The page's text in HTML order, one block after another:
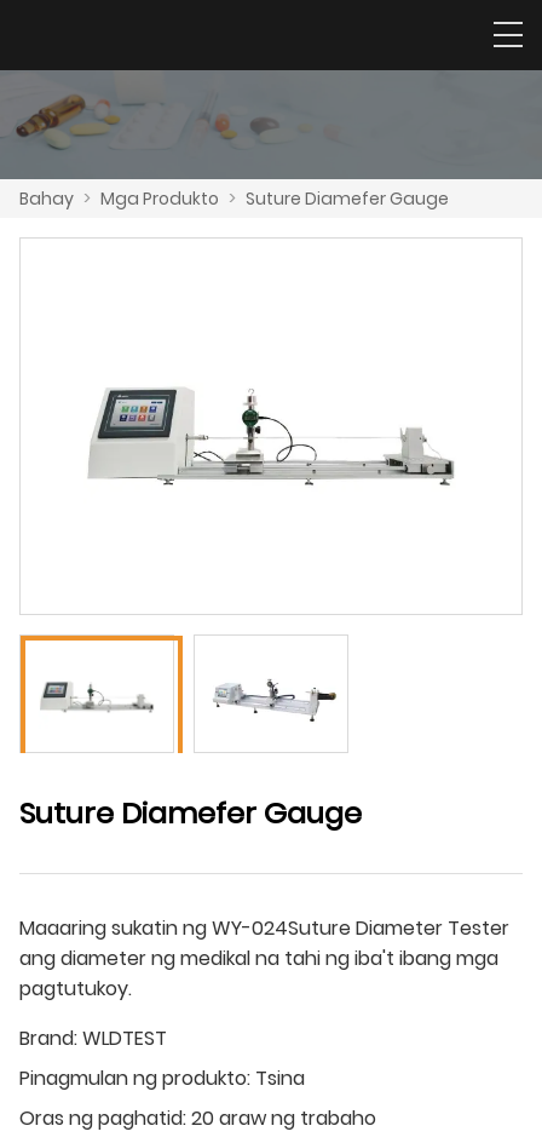
Bahay > Mga Produkto > Suture Diamefer Gauge
Suture Diamefer Gauge
Maaaring sukatin ng WY-024Suture Diameter Tester
ang diameter ng medikal na tahi ng iba't ibang mga
pagtutukoy.
Brand:WLDTEST
Pinagmulan ng produkto: Tsina
Oras ng paghatid:20 araw ng trabaho